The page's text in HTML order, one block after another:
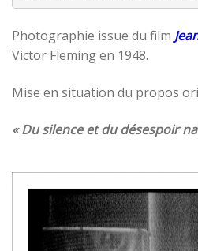
Photographie issue du film
Victor Fleming en 1948.
Mise en situation du propos
« Du silence et du désespoir